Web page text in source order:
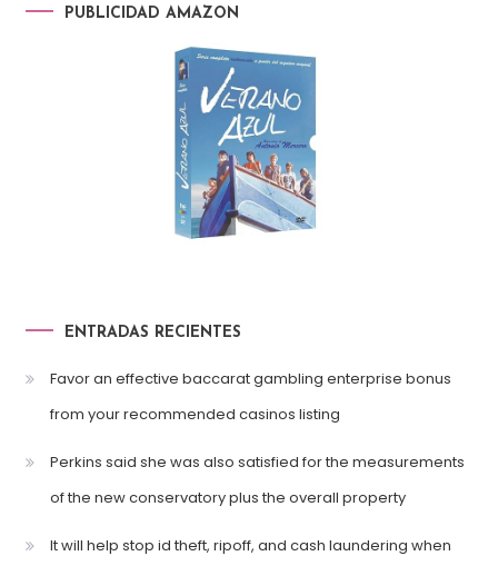
PUBLICIDAD AMAZON
ENTRADAS RECIENTES
Favor an effective baccarat gambling enterprise bonus
from your recommended casinos listing
Perkins said she was also satisfied for the measurements
of the new conservatory plus the overall property
It will help stop id theft, ripoff, and cash laundering when